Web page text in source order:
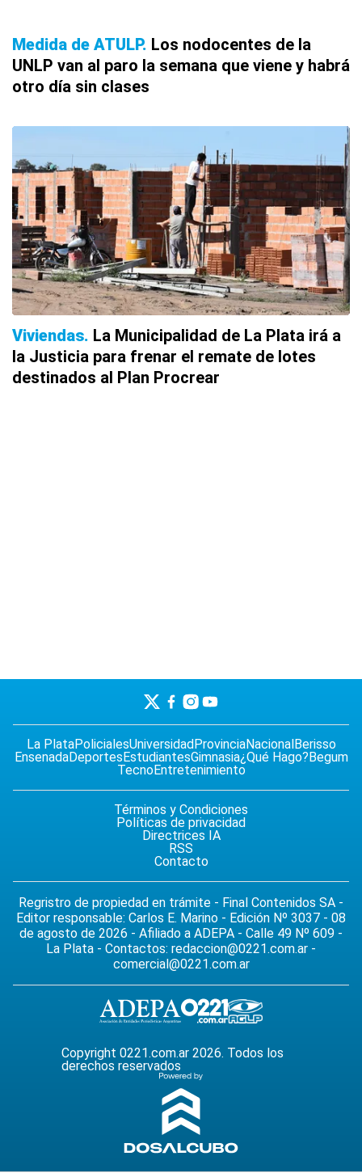
Medida de ATULP Los nodocentes de la
UNLP van al paro la semana que viene y habrá
otro día sin clases
Viviendas La Municipalidad de La Plata irá a
la Justicia para frenar el remate de lotes
destinados al Plan Procrear
La PlataPolicialesUniversidad ProvinciaNacional Berisso
EnsenadaDeportes EstudiantesGimnasia¿Qué Hago? Begum
TecnoEntretenimiento
Términos y Condiciones
Políticas de privacidad
Directrices IA
RSS
Contacto
Regristro de propiedad en trámite - Final Contenidos SA -
Editor responsable: Carlos E. Marino - Edición Nº 3037 - 08
de agosto de 2026 - Afiliado a ADEPA - Calle 49 Nº 609 -
La Plata - Contactos: redaccion@0221.com.ar -
comercial@0221.com.ar
Copyright 0221.com.ar 2026. Todos los
derechos reservados